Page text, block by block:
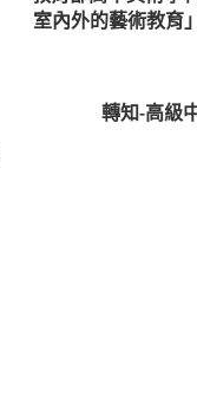
室內外的藝術教育
轉知-高級